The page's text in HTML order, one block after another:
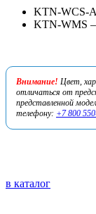
KTN-WCS-
KTN-WMS –
Внимание! Цвет,
отличаться от
представленной
телефону: +7 800
в каталог